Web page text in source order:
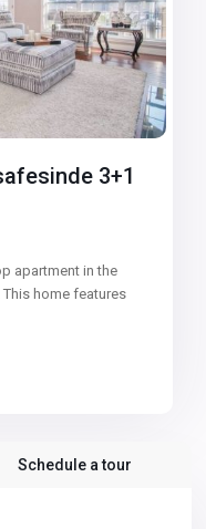
3+1
apartment in the
home features
Schedule a tour